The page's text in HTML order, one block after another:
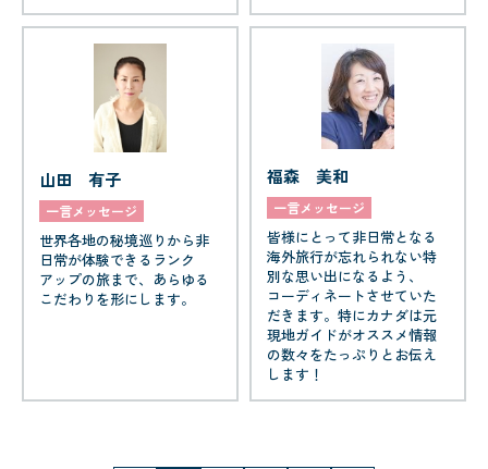
山田 有子
一言メッセージ
世界各地の秘境巡りから非
日常が体験できるランク
アップの旅まで、あらゆる
こだわりを形にします。
福森 美和
一言メッセージ
皆様にとって非日常となる
海外旅行が忘れられない特
別な思い出になるよう、
コーディネートさせていた
だきます。特にカナダは元
現地ガイドがオススメ情報
の数々をたっぷりとお伝え
します！